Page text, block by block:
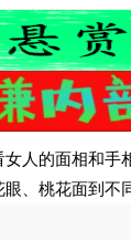
人的面相和手
眼、桃花面到不